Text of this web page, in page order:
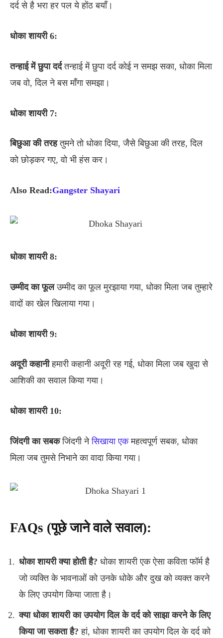
दर्द से है भरा हर पल ये होंठ बयाँ।
धोकाशायरी 6:
तन्हाईमेंछुपादर्दतन्हाई में छुपा दर्द कोई न समझ सका, धोका मिला
जब वो, दिल ने बस माँगा समझा।
धोकाशायरी 7:
बिछुआकीतरहतुमने तो धोका दिया, जैसे बिछुआ की तरह, दिल
को छोड़कर गए, वो भी हंस कर।
Also Read:Gangster Shayari
धोकाशायरी 8:
उम्मीदकाफूलउम्मीद का फूल मुरझाया गया, धोका मिला जब तुम्हारे
वादों का खेल खिलाया गया।
धोकाशायरी 9:
अदूरीकहानीहमारी कहानी अदूरी रह गई, धोका मिला जब खुदा से
आशिकी का सवाल किया गया।
धोकाशायरी 10:
जिंदगीकासबकजिंदगी नेसिखाया एकमहत्वपूर्ण सबक, धोका
मिला जब तुमसे निभाने का वादा किया गया।
FAQs (पूछेजानेवालेसवाल):
धोकाशायरीक्याहोतीहै? धोका शायरी एक ऐसा कविता फॉर्म है
जो व्यक्ति के भावनाओं को उनके धोके और दुख को व्यक्त करने
के लिए उपयोग किया जाता है।
क्या धोकाशायरीकाउपयोगदिलकेदर्दकोसाझाकरनेकेलिए
कियाजासकताहै? हां, धोका शायरी का उपयोग दिल के दर्द को